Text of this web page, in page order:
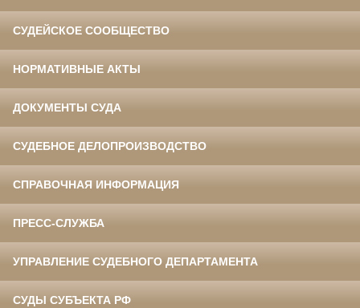
СУДЕЙСКОЕ СООБЩЕСТВО
НОРМАТИВНЫЕ АКТЫ
ДОКУМЕНТЫ СУДА
СУДЕБНОЕ ДЕЛОПРОИЗВОДСТВО
СПРАВОЧНАЯ ИНФОРМАЦИЯ
ПРЕСС-СЛУЖБА
УПРАВЛЕНИЕ СУДЕБНОГО ДЕПАРТАМЕНТА
СУДЫ СУБЪЕКТА РФ